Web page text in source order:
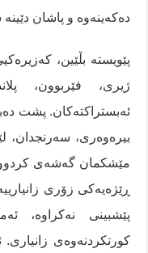
دەکەینەوە و پاشان
پێویستە بڵێین،
ژیری، فێربوون،
ئەبستراکتەکان. پشت
بیرەوەری، سەرنجدان،
مێشکمان گەشەی
ڕێژەیەکی زۆری
پێشبینی نەکراوە،
کورتکردنەوەی